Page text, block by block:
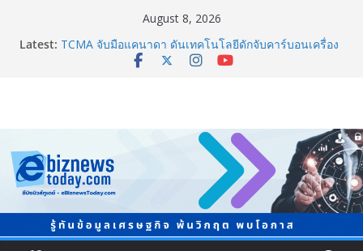
August 8, 2026
Latest: TCMA จับมือแคนาดา ดันเทคโนโลยีดักจับคาร์บอนเครื่อง
แรกในไทย ปูทางอุตสาหกรรมปูนซีเมนต์สู่ Net Zero 2050
ภาครัฐ-เอกชนจับมือสัมมนาใหญ่ ยกระดับอุตสาหกรรมเซ
รามิกไทยสู่สากล พร้อมชวนผู้ประกอบไทยร่วมงาน
“Ceramics Vietnam & Stone Vietnam 2026”
อลิอันซ์ อยุธยา ส่งเสริมคนไทยเตรียมพร้อมรับมือวิกฤต
เปิดพื้นที่ “Level Up the Care by Allianz Ayudhya
นิทรรศการยกระดับ…ความเป็นห่วง” ในงาน Hug
HeartYai
Guangzhou Yinghao School เผยวิสัยทัศน์การศึกษาที่